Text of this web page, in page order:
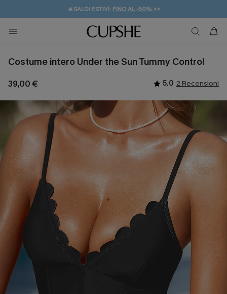
🔥SALDI ESTIVI: FINO AL -50%>>
🚚SPEDIZIONE GRATUITA DA 49€
💌REGALO PER I NUOVI: 20% DI SCONTO*
Costume intero Under the Sun Tummy Control
39,00 € 5.0 2 Recensioni